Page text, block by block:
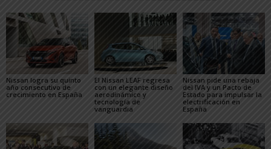
Nissan logra su quinto
año consecutivo de
crecimiento en España
El Nissan LEAF regresa
con un elegante diseño
aerodinámico y
tecnología de
vanguardia
Nissan pide una rebaja
del IVA y un Pacto de
Estado para impulsar la
electrificación en
España